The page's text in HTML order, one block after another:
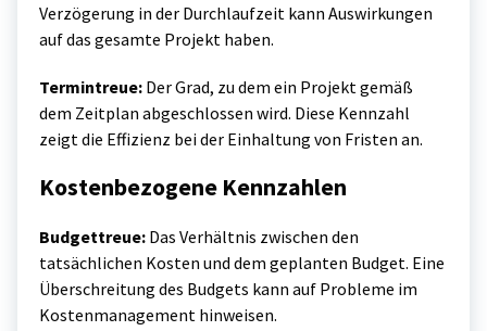
Verzögerung in der Durchlaufzeit kann Auswirkungen
auf das gesamte Projekt haben.
Termintreue: Der Grad, zu dem ein Projekt gemäß
dem Zeitplan abgeschlossen wird. Diese Kennzahl
zeigt die Effizienz bei der Einhaltung von Fristen an.
Kostenbezogene Kennzahlen
Budgettreue: Das Verhältnis zwischen den
tatsächlichen Kosten und dem geplanten Budget. Eine
Überschreitung des Budgets kann auf Probleme im
Kostenmanagement hinweisen.